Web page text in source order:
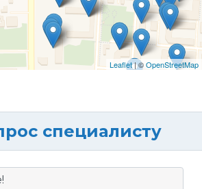
Leaflet| ©OpenStreetMap
специалисту